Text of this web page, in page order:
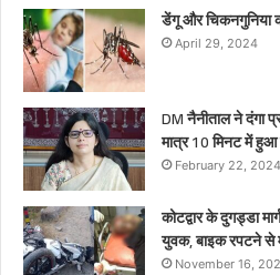
डेंगू और चिकनगुनिया
April 29, 2024
DM नैनीताल ने दंगा
मात्र 10 मिनट में
February 22, 2024
कोटद्वार के दुगड्डा
युवक, बाइक रपटने से
November 16,